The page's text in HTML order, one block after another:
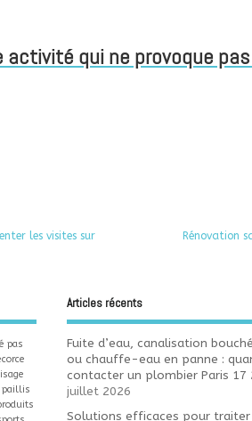
activité qui ne provoque
les visites sur
Rénovation
pas
paillis
Articles récents
Fuite d’eau, canalisation
ou chauffe-eau en panne :
contacter un plombier Paris 17
juillet 2026
Solutions efficaces pour traiter